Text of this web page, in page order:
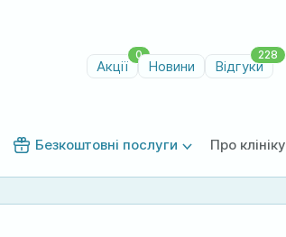
Акції
0
Новини Відгуки
228
Безкоштовні послуги Про клініку